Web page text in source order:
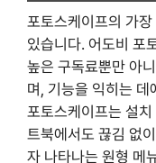
포토스케이프의 가장
있습니다. 어도비 포
높은 구독료뿐만 아
며, 기능을 익히는 데
포토스케이프는 설
트북에서도 끊김 없
자 나타나는 원형 메